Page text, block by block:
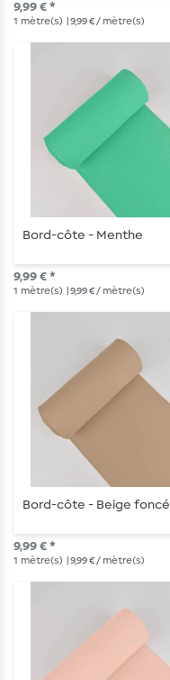
9,99 € *
1 mètre(s) | 9,99 € / mètre(s)
Bord-côte - Menthe
9,99 € *
1 mètre(s) | 9,99 € / mètre(s)
Bord-côte - Beige foncé
9,99 € *
1 mètre(s) | 9,99 € / mètre(s)